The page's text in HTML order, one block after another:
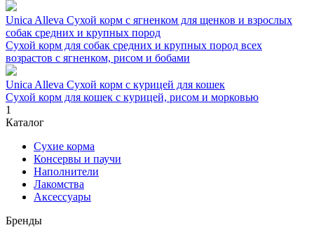
Unica Alleva Сухой корм с ягненком для щенков и взрослых
собак средних и крупных пород
Сухой корм для собак средних и крупных пород всех
возрастов с ягненком, рисом и бобами
Unica Alleva Сухой корм с курицей для кошек
Сухой корм для кошек с курицей, рисом и морковью
1
Каталог
Сухие корма
Консервы и паучи
Наполнители
Лакомства
Аксессуары
Бренды